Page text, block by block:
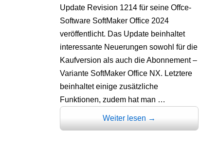
Update Revision 1214 für seine Offce-
Software SoftMaker Office 2024
veröffentlicht. Das Update beinhaltet
interessante Neuerungen sowohl für die
Kaufversion als auch die Abonnement –
Variante SoftMaker Office NX. Letztere
beinhaltet einige zusätzliche
Funktionen, zudem hat man …
Weiter lesen →